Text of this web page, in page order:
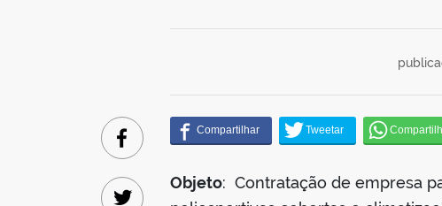
Objeto: Contratação de empresa
Facebook